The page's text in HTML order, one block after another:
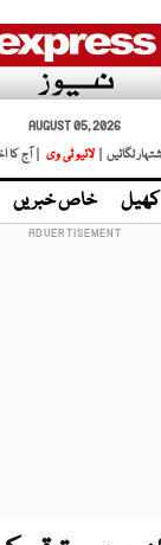
AUGUST 05, 2026
لگائیں |
لائیو ٹی وی | آج کا
کھیل خاص خبریں